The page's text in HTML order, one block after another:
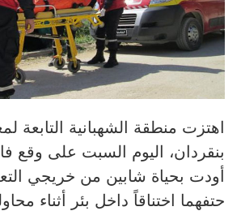
اهتزت منطقة الشهبانية التابعة
بنقردان، اليوم السبت على وقع
أودت بحياة شابين من خريجي
حتفهما اختناقاً داخل بئر أثناء